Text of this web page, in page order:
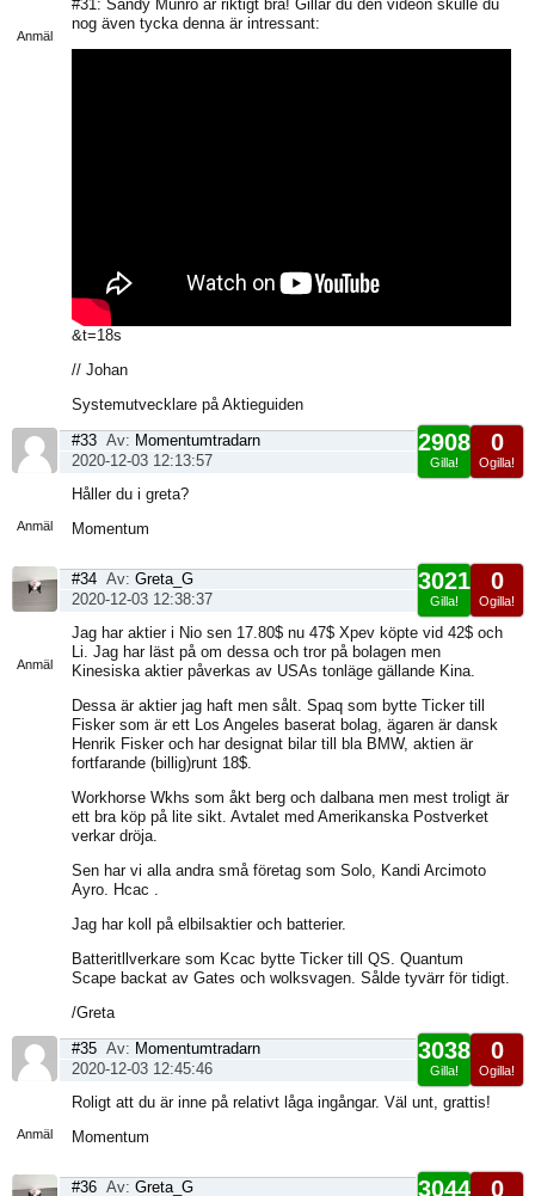
Anmäl
#31: Sandy Múnro är riktigt bra! Gillar du den videon skulle du
nog även tycka denna är intressant:
&t=18s
// Johan
Systemutvecklare på Aktieguiden
Anmäl
0
Ogilla!
2908
Gilla!
#33 Av: Momentumtradarn
2020-12-03 12:13:57
Håller du i greta?
Momentum
Anmäl
0
Ogilla!
3021
Gilla!
#34 Av: Greta_G
2020-12-03 12:38:37
Jag har aktier i Nio sen 17.80$ nu 47$ Xpev köpte vid 42$ och
Li. Jag har läst på om dessa och tror på bolagen men
Kinesiska aktier påverkas av USAs tonläge gällande Kina.
Dessa är aktier jag haft men sålt. Spaq som bytte Ticker till
Fisker som är ett Los Angeles baserat bolag, ägaren är dansk
Henrik Fisker och har designat bilar till bla BMW, aktien är
fortfarande (billig)runt 18$.
Workhorse Wkhs som åkt berg och dalbana men mest troligt är
ett bra köp på lite sikt. Avtalet med Amerikanska Postverket
verkar dröja.
Sen har vi alla andra små företag som Solo, Kandi Arcimoto
Ayro. Hcac .
Jag har koll på elbilsaktier och batterier.
Batteritllverkare som Kcac bytte Ticker till QS. Quantum
Scape backat av Gates och wolksvagen. Sålde tyvärr för tidigt.
/Greta
Anmäl
0
Ogilla!
3038
Gilla!
#35 Av: Momentumtradarn
2020-12-03 12:45:46
Roligt att du är inne på relativt låga ingångar. Väl unt, grattis!
Momentum
0
3044
#36 Av: Greta_G